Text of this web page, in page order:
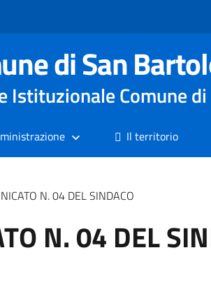
di San
Istituzionale Comune
Il territorio
N. 04 DEL SINDACO
N. 04 DEL